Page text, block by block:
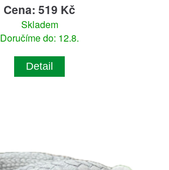
Cena: 519 Kč
Skladem
Doručíme do: 12.8.
Detail